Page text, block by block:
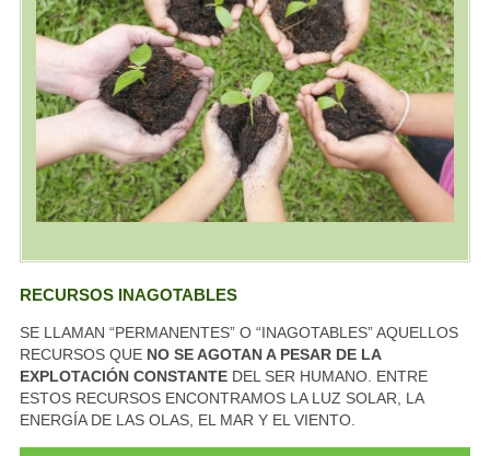
RECURSOS INAGOTABLES
SE LLAMAN “PERMANENTES” O “INAGOTABLES” AQUELLOS
RECURSOS QUE NO SE AGOTAN A PESAR DE LA
EXPLOTACIÓN CONSTANTEDEL SER HUMANO. ENTRE
ESTOS RECURSOS ENCONTRAMOS LA LUZ SOLAR, LA
ENERGÍA DE LAS OLAS, EL MAR Y EL VIENTO.